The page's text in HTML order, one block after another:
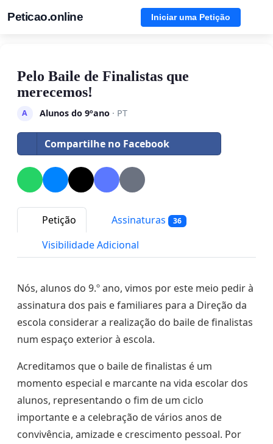
Peticao.online Iniciar uma Petição
Pelo Baile de Finalistas que
merecemos!
A Alunos do 9ºano· PT
Compartilhe no Facebook
Petição Assinaturas 36
Visibilidade Adicional
Nós, alunos do 9.º ano, vimos por este meio pedir à
assinatura dos pais e familiares para a Direção da
escola considerar a realização do baile de finalistas
num espaço exterior à escola.
Acreditamos que o baile de finalistas é um
momento especial e marcante na vida escolar dos
alunos, representando o fim de um ciclo
importante e a celebração de vários anos de
convivência, amizade e crescimento pessoal. Por